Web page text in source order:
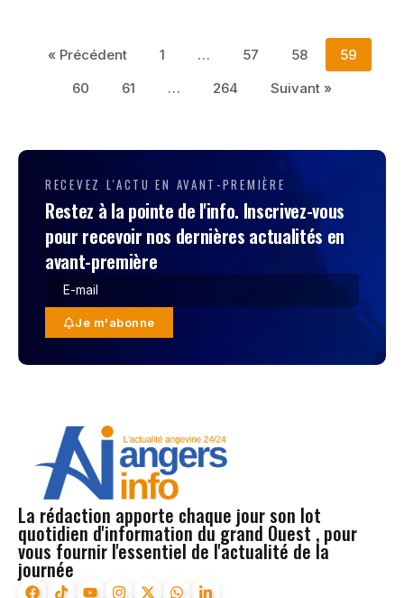
« Précédent 1 … 57 58
59
60
61 … 264 Suivant »
RECEVEZ L'ACTU EN AVANT-PREMIÈRE
Restez à la pointe de l'info. Inscrivez-vous
pour recevoir nos dernières actualités en
avant-première
Je m'abonne
La rédaction apporte chaque jour son lot
quotidien d'information du grand Ouest , pour
vous fournir l'essentiel de l'actualité de la
journée